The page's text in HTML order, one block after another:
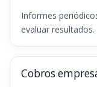
Informes
evaluar resultados.
Cobros